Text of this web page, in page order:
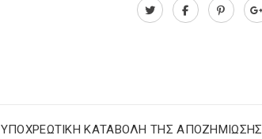
YΠΟΧΡΕΩΤΙΚΗ ΚΑΤΑΒΟΛΗ ΤΗΣ ΑΠΟΖΗΜΙΩΣΗΣ